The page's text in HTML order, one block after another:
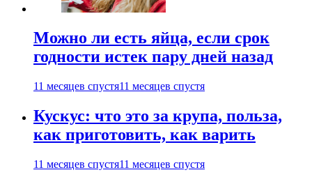
Можно ли есть яйца, если срок
годности истек пару дней назад
11 месяцев спустя11 месяцев спустя
Кускус: что это за крупа, польза,
как приготовить, как варить
11 месяцев спустя11 месяцев спустя